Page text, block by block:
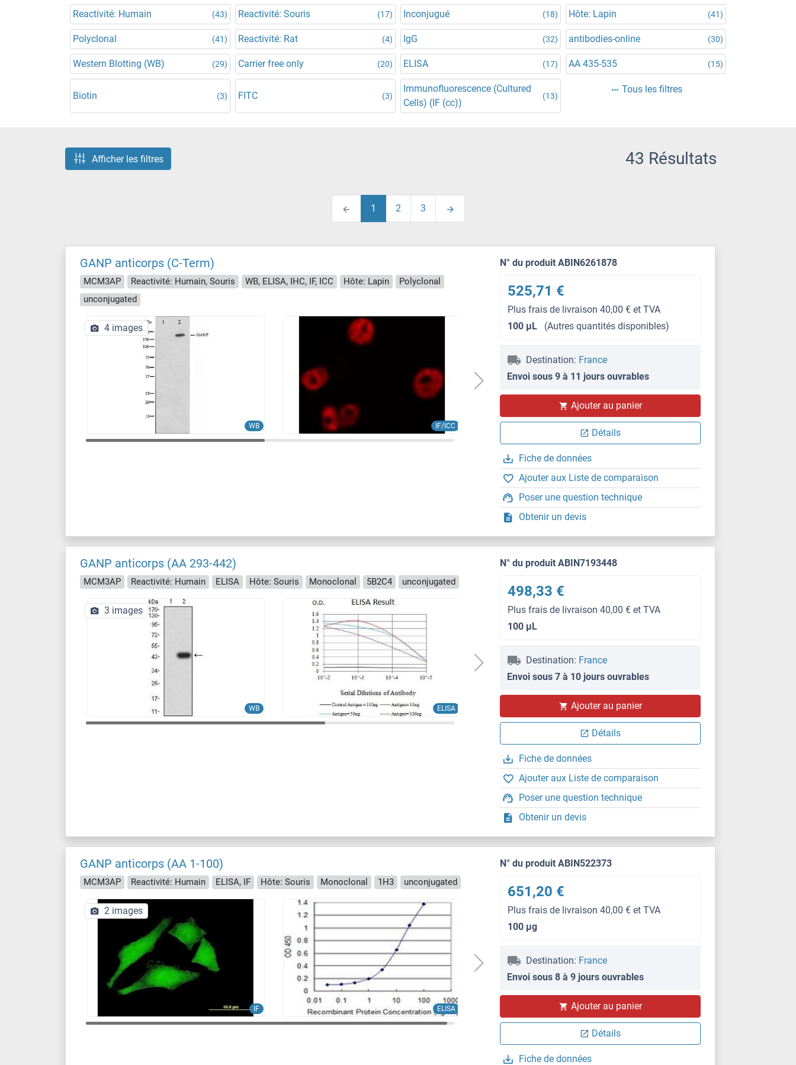
Reactivité: Humain
(43) Reactivité: Souris (17) Inconjugué (18) Hôte: Lapin (41)
Polyclonal (41) Reactivité: Rat (4) IgG (32) antibodies-online (30)
Western Blotting (WB) (29) Carrier free only (20) ELISA (17) AA 435-535 (15)
Biotin (3) FITC (3)
Immunofluorescence (Cultured
Cells) (IF (cc))
(13)
Tous les filtres
Afficher les filtres 43 Résultats
1 2 3
GANP anticorps (C-Term)
MCM3AP Reactivité: Humain, Souris WB, ELISA, IHC, IF, ICC Hôte: Lapin
Polyclonal
unconjugated
WB IF/ICC
IHC
4 images
N° du produit ABIN6261878
525,71 €
Plus frais de livraison 40,00 € et TVA
100 μL
(Autres quantités disponibles)
Destination: France
Envoi sous 9 à 11 jours ouvrables
Ajouter au panier
Détails
Fiche de données
Ajouter aux Liste de comparaison
Poser une question technique
Obtenir un devis
GANP anticorps (AA 293-442)
MCM3AP Reactivité: Humain ELISA Hôte: Souris Monoclonal 5B2C4 unconjugated
WB ELISA
WB
3 images
N° du produit ABIN7193448
498,33 €
Plus frais de livraison 40,00 € et TVA
100 μL
Destination: France
Envoi sous 7 à 10 jours ouvrables
Ajouter au panier
Détails
Fiche de données
Ajouter aux Liste de comparaison
Poser une question technique
Obtenir un devis
GANP anticorps (AA 1-100)
MCM3AP Reactivité: Humain ELISA, IF Hôte: Souris Monoclonal 1H3 unconjugated
IF ELISA
2 images
N° du produit ABIN522373
651,20 €
Plus frais de livraison 40,00 € et TVA
100 μg
Destination: France
Envoi sous 8 à 9 jours ouvrables
Ajouter au panier
Détails
Fiche de données